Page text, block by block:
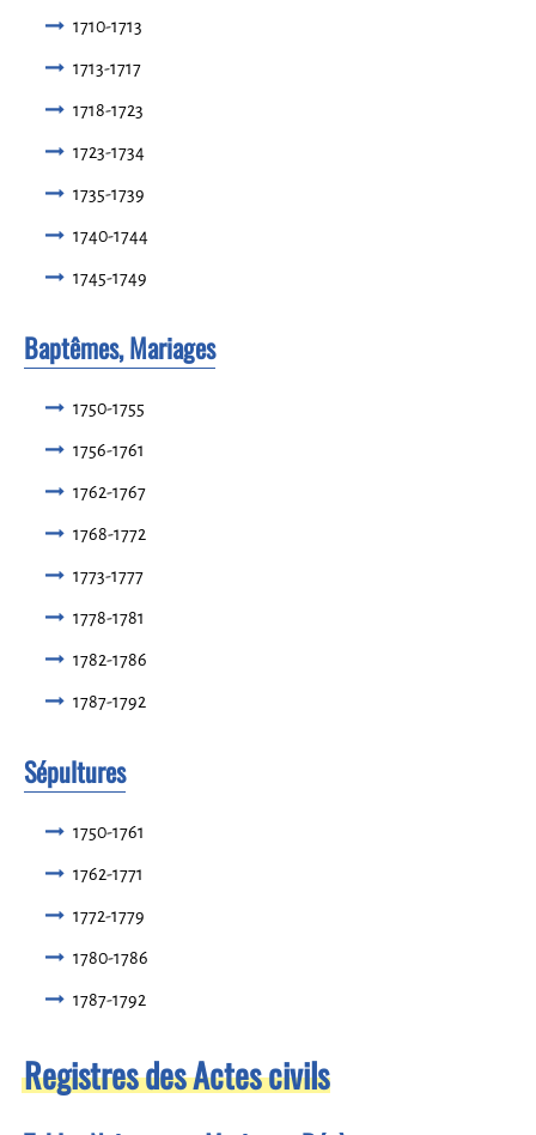
1710-1713
1713-1717
1718-1723
1723-1734
1735-1739
1740-1744
1745-1749
Baptêmes, Mariages
1750-1755
1756-1761
1762-1767
1768-1772
1773-1777
1778-1781
1782-1786
1787-1792
Sépultures
1750-1761
1762-1771
1772-1779
1780-1786
1787-1792
Registres des Actes civils